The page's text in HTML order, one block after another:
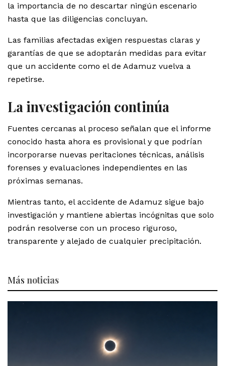
la importancia de no descartar ningún escenario
hasta que las diligencias concluyan.
Las familias afectadas exigen respuestas claras y
garantías de que se adoptarán medidas para evitar
que un accidente como el de Adamuz vuelva a
repetirse.
La investigación continúa
Fuentes cercanas al proceso señalan que el informe
conocido hasta ahora es provisional y que podrían
incorporarse nuevas peritaciones técnicas, análisis
forenses y evaluaciones independientes en las
próximas semanas.
Mientras tanto, el accidente de Adamuz sigue bajo
investigación y mantiene abiertas incógnitas que solo
podrán resolverse con un proceso riguroso,
transparente y alejado de cualquier precipitación.
Más noticias